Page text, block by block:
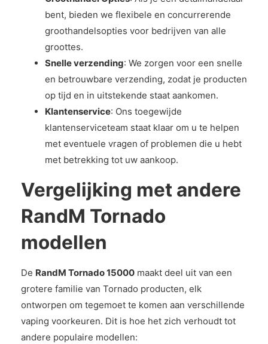
bent, bieden we flexibele en concurrerende
groothandelsopties voor bedrijven van alle
groottes.
Snelle verzending: We zorgen voor een snelle
en betrouwbare verzending, zodat je producten
op tijd en in uitstekende staat aankomen.
Klantenservice: Ons toegewijde
klantenserviceteam staat klaar om u te helpen
met eventuele vragen of problemen die u hebt
met betrekking tot uw aankoop.
Vergelijking met andere
RandM Tornado
modellen
De RandM Tornado 15000 maakt deel uit van een
grotere familie van Tornado producten, elk
ontworpen om tegemoet te komen aan verschillende
vaping voorkeuren. Dit is hoe het zich verhoudt tot
andere populaire modellen: